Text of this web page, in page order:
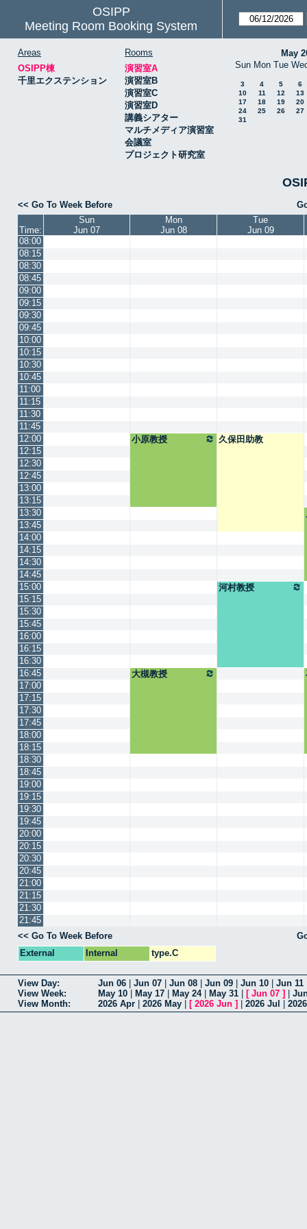
OSIPP
Meeting Room Booking System
Areas
OSIPP棟
千里エクステンション
Rooms
演習室A
演習室B
演習室C
演習室D
講義シアター
マルチメディア演習室
会議室
プロジェクト研究室
May
Sun Mon Tue
3 4 5
6
10
11 12
13
17
18 19
20
24
25 26
27
31
<< Go To Week Before
Time:
Sun
Jun 07
Mon
Jun 08
Tue
Jun 09
08:00
08:15
08:30
08:45
09:00
09:15
09:30
09:45
10:00
10:15
10:30
10:45
11:00
11:15
11:30
11:45
12:00
小原教授
久保田助教
12:15
12:30
12:45
13:00
13:15
13:30
13:45
14:00
14:15
14:30
14:45
15:00
河村教授
15:15
15:30
15:45
16:00
16:15
16:30
16:45
大槻教授
17:00
17:15
17:30
17:45
18:00
18:15
18:30
18:45
19:00
19:15
19:30
19:45
20:00
20:15
20:30
20:45
21:00
21:15
21:30
21:45
<< Go To Week Before
External
Internal type.C
View Day: Jun 06 Jun 07 Jun 08 Jun 09 Jun 10 Jun 11
View Week:
May 10 May 17 May 24| May 31 [ Jun 07 ]
View Month:
2026 Apr 2026 May [ 2026 Jun ] 2026 Jul